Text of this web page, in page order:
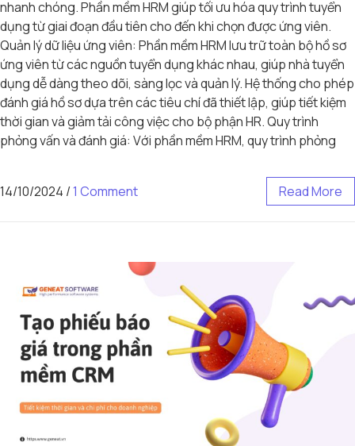
nhanh chóng. Phần mềm HRM giúp tối ưu hóa quy trình tuyển
dụng từ giai đoạn đầu tiên cho đến khi chọn được ứng viên.
Quản lý dữ liệu ứng viên: Phần mềm HRM lưu trữ toàn bộ hồ sơ
ứng viên từ các nguồn tuyển dụng khác nhau, giúp nhà tuyển
dụng dễ dàng theo dõi, sàng lọc và quản lý. Hệ thống cho phép
đánh giá hồ sơ dựa trên các tiêu chí đã thiết lập, giúp tiết kiệm
thời gian và giảm tải công việc cho bộ phận HR. Quy trình
phỏng vấn và đánh giá: Với phần mềm HRM, quy trình phỏng
14/10/2024 /1 Comment Read More